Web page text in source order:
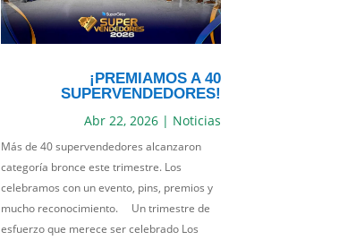
¡PREMIAMOS A 40
SUPERVENDEDORES!
Abr 22, 2026| Noticias
Más de 40 supervendedores alcanzaron
categoría bronce este trimestre. Los
celebramos con un evento, pins, premios y
mucho reconocimiento. Un trimestre de
esfuerzo que merece ser celebrado Los